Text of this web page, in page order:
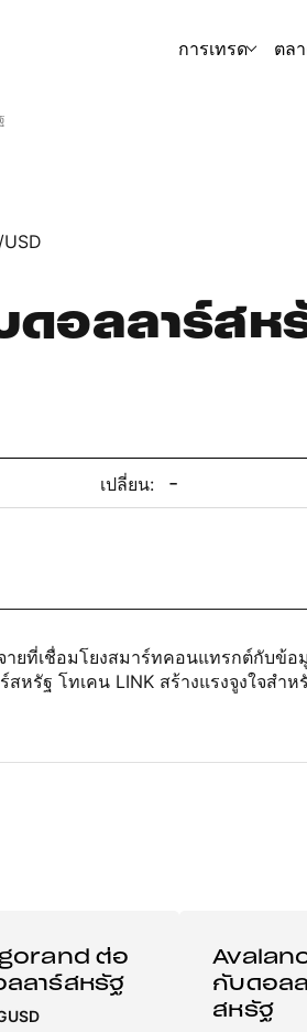
การเทรด ตล
อลลาร์สห
เปลี่ยน: -
ายที่เชื่อมโยงสมาร์ทคอนแทรกต์กับ
สหรัฐ โทเคน LINK สร้างแรงจูงใจ
ต่อ
ลลาร์สหรัฐ
กับดอล
สหรัฐ